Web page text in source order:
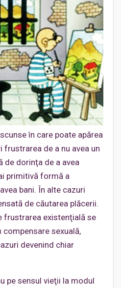
în care poate apărea
frustrarea de a nu avea un
de dorinţa de a avea
primitivă formă a
bani. În alte cazuri
de căutarea plăcerii.
frustrarea existenţială se
sexuală,
devenind chiar
pe sensul vieţii la modul